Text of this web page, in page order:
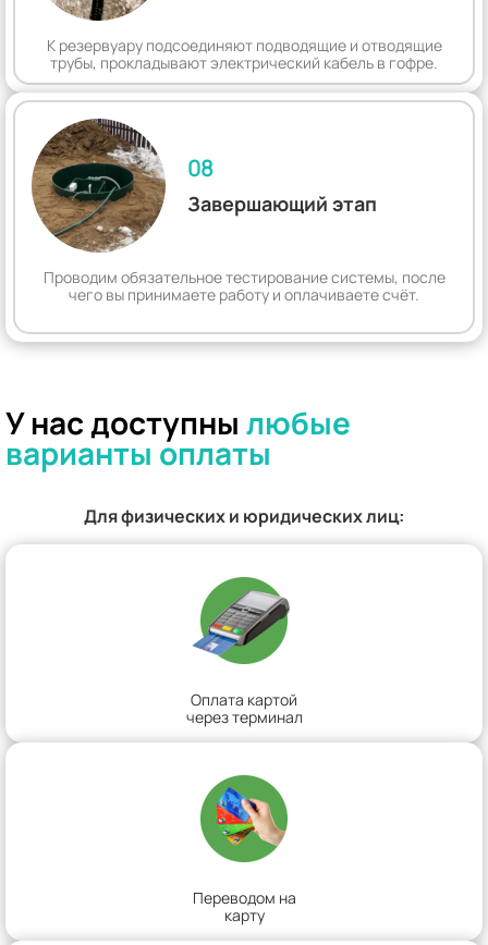
К резервуару подсоединяют подводящие и отводящие
трубы, прокладывают электрический кабель в гофре.
08
Завершающий этап
Проводим обязательное тестирование системы, после
чего вы принимаете работу и оплачиваете счёт.
У нас доступны любые
варианты оплаты
Для физических и юридических лиц:
Оплата картой
через терминал
Переводом на
карту